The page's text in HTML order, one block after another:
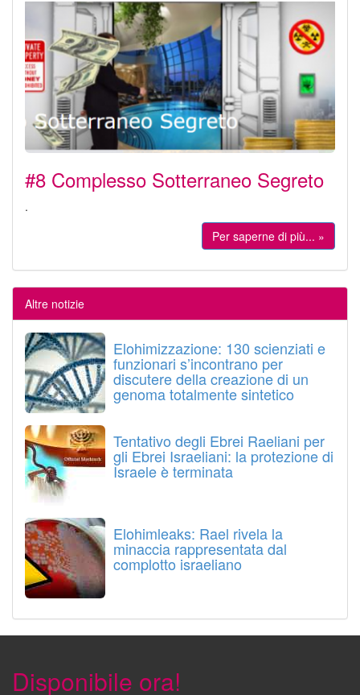
#8 Complesso Sotterraneo Segreto
.
Per saperne di più... »
Altre notizie
Elohimizzazione: 130 scienziati e
funzionari s’incontrano per
discutere della creazione di un
genoma totalmente sintetico
Tentativo degli Ebrei Raeliani per
gli Ebrei Israeliani: la protezione di
Israele è terminata
Elohimleaks: Rael rivela la
minaccia rappresentata dal
complotto israeliano
Disponibile ora!